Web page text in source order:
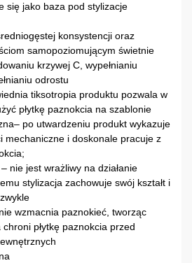
się jako baza pod stylizacje
konsystencji oraz
samopoziomującym świetnie
krzywej C, wypełnianiu
odrostu
tiksotropia produktu pozwala w
płytkę paznokcia na szablonie
po utwardzeniu produkt wykazuje
mechaniczne i doskonale pracuje z
nie jest wrażliwy na działanie
stylizacja zachowuje swój kształt i
wzmacnia paznokieć, tworząc
płytkę paznokcia przed